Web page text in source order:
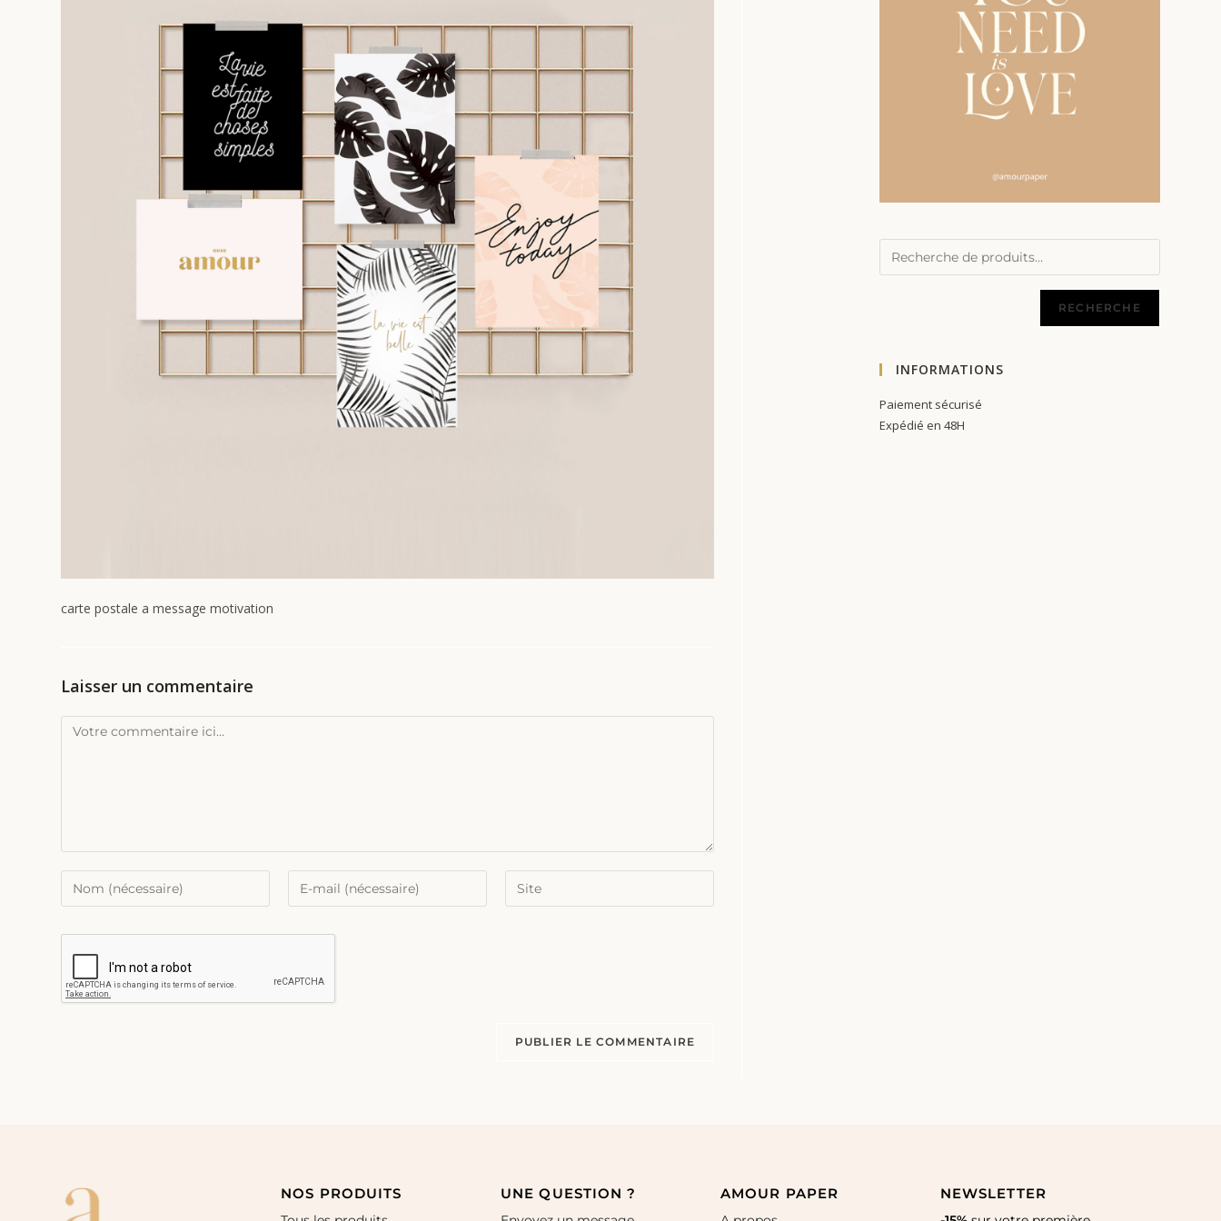
carte postale a message motivation
Laisser un commentaire
RECHERCHE
INFORMATIONS
Paiement sécurisé
Expédié en 48H
NOS PRODUITS UNE QUESTION ? AMOUR PAPER NEWSLETTER